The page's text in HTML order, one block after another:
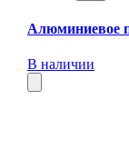
Алюминиевое
В наличии